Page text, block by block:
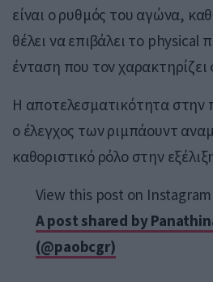
είναι ο ρυθμός του αγώνα,
θέλει να επιβάλει το physical
ένταση που τον χαρακτηρίζει
Η αποτελεσματικότητα στην
ο έλεγχος των ριμπάουντ
καθοριστικό ρόλο στην
View this post on Instagram
A post shared by
(@paobcgr)